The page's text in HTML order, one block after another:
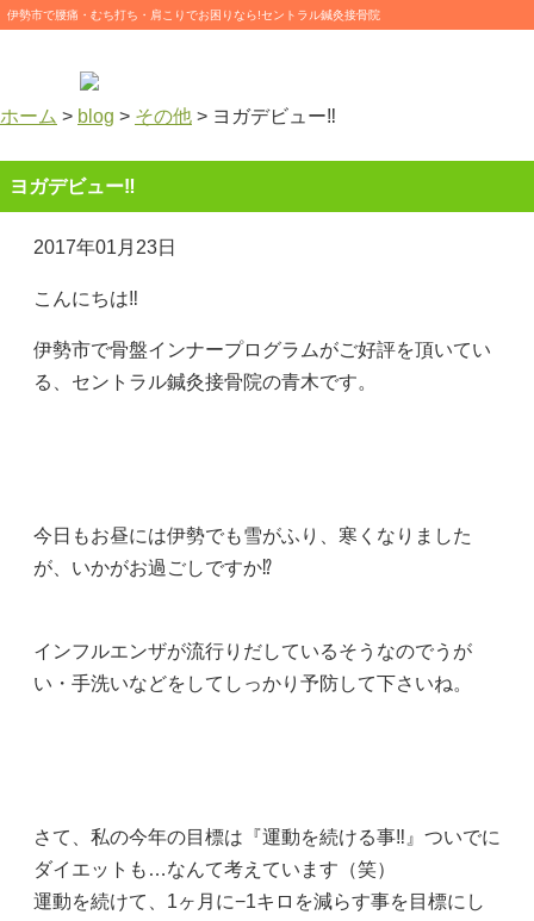
伊勢市で腰痛・むち打ち・肩こりでお困りなら!セントラル鍼灸接骨院
ホーム > blog > その他 > ヨガデビュー‼️
ヨガデビュー‼️
2017年01月23日
こんにちは‼️
伊勢市で骨盤インナープログラムがご好評を頂いてい
る、セントラル鍼灸接骨院の青木です。
今日もお昼には伊勢でも雪がふり、寒くなりました
が、いかがお過ごしですか⁉️
インフルエンザが流行りだしているそうなのでうが
い・手洗いなどをしてしっかり予防して下さいね。
さて、私の今年の目標は『運動を続ける事‼️』ついでに
ダイエットも…なんて考えています（笑）
運動を続けて、1ヶ月に−1キロを減らす事を目標にし